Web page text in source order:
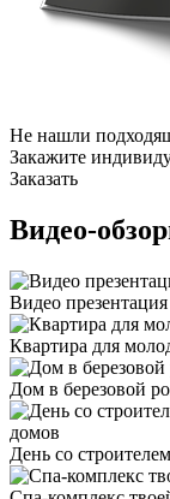
Не нашли
Закажите
Заказать
Видео-
Видео
Квартира для
Дом в березовой
День со